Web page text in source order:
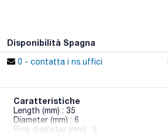
Disponibilità Spagna
0 - contatta i ns.uffici
Caratteristiche
Length (mm) : 35
Diameter (mm) : 6
Ring diameter (mm) : 8